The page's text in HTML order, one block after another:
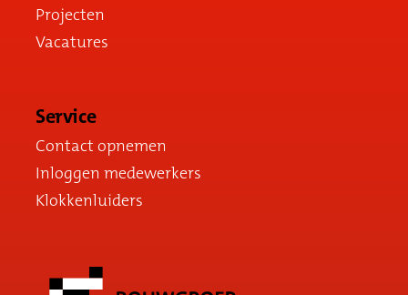
Projecten
Vacatures
Service
Contact opnemen
Inloggen medewerkers
Klokkenluiders